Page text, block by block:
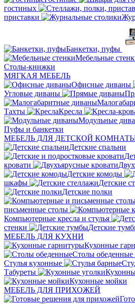
гостиных
приставки
Банкетки, пуфы
Мебельные
Столы-книжки
МЯГКАЯ МЕБЕЛЬ
Офисные диваны
Угловые диваны
Тахты
Кресла
Модульные
Пуфы и банкетки
МЕБЕЛЬ ДЛЯ ДЕТСКОЙ
Детские спальни
кровати
Детские комоды
шкафы
Детские
Детские полки
письменные столы
Компьютерные кресла и стулья
стенки
Детские
МЕБЕЛЬ ДЛЯ КУХНИ
Кухонные
Столы обеденные
Стулья кухонные
Табуреты
Кухонные мойки
МЕБЕЛЬ ДЛЯ ПРИХОЖЕЙ